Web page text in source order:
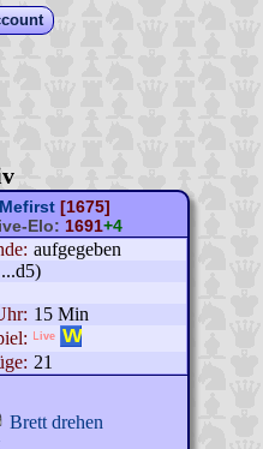
Mefirst [1675]
Elo: 1691+4
aufgegeben
15 Min
21
Brett drehen